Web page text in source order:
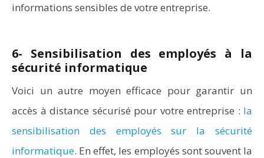
informations sensibles de votre entreprise.
6- Sensibilisation des employés à la
sécurité informatique
Voici un autre moyen efficace pour garantir un
accès à distance sécurisé pour votre entreprise : la
sensibilisation des employés sur la sécurité
informatique. En effet, les employés sont souvent la